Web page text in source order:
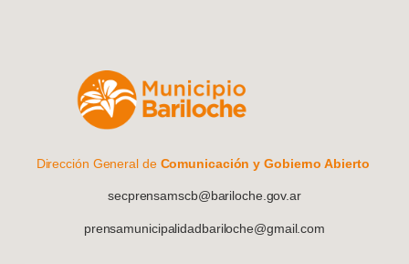
Dirección General de Comunicación y Gobierno Abierto
secprensamscb@bariloche.gov.ar
prensamunicipalidadbariloche@gmail.com